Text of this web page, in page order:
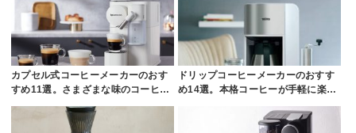
カプセル式コーヒーメーカーのおす
すめ11選。さまざまな味のコーヒ…
ドリップコーヒーメーカーのおすす
め14選。本格コーヒーが手軽に楽…